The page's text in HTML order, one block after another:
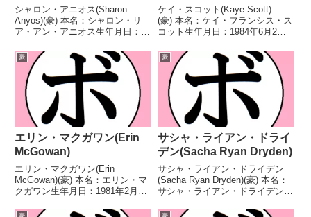
シャロン・アニオス(Sharon
Anyos)(豪) 本名：シャロン・リ
ア・アン・アニオス生年月日：不
(4KO)3敗 【獲得タイトル】豪州
女子ライト級王座OBAオセアニ
ア女子スーパーライト級王座
OBAオセアニア女...
ケイ・スコット(Kaye Scott)
(豪) 本名：ケイ・フランシス・ス
コット生年月日：1984年6月2日
分 【獲得タイトル】2013年度4ヵ
国対抗選手権女子ミドル級優勝
(アマチュア)2014年度豪州全国選
手権女...
豪
エリン・マクガワン(Erin
McGowan)
エリン・マクガワン(Erin
McGowan)(豪) 本名：エリン・マ
クガワン生年月日：1981年2月9
(9KO)2敗 【獲得タイトル】
豪
サシャ・ライアン・ドライ
デン(Sacha Ryan Dryden)
サシャ・ライアン・ドライデン
(Sacha Ryan Dryden)(豪) 本名：
サシャ・ライアン・ドライデン生
2勝3敗1無効試合 【獲得タイト
豪 豪